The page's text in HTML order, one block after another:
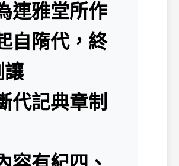
連雅堂所作
自隋代，終
讓
代記典章制